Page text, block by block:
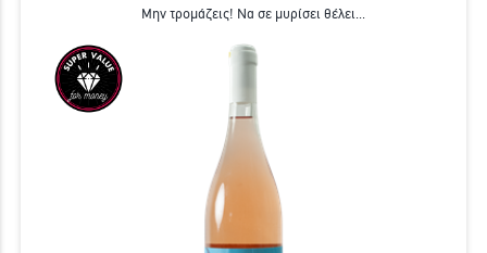
Μην τρομάζεις! Να σε μυρίσει θέλει...